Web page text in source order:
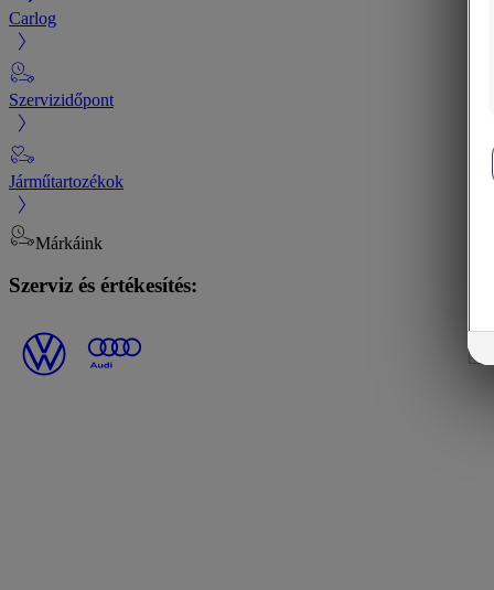
Carlog
Szervizidőpont
Járműtartozékok
Márkáink
Szerviz és értékesítés: